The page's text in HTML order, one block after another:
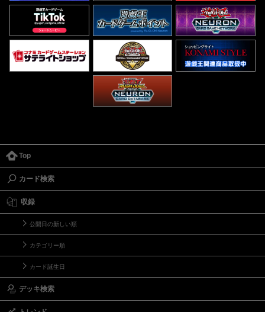
Top
カード検索
収録
公開日の新しい順
カテゴリー順
カード誕生日
デッキ検索